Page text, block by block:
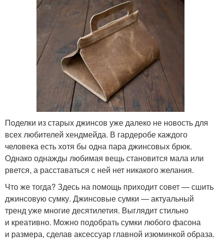
Поделки из старых джинсов уже далеко не новость для
всех любителей хендмейда. В гардеробе каждого
человека есть хотя бы одна пара джинсовых брюк.
Однако однажды любимая вещь становится мала или
рвется, а расставаться с ней нет никакого желания.
Что же тогда? Здесь на помощь приходит совет — сшить
джинсовую сумку. Джинсовые сумки — актуальный
тренд уже многие десятилетия. Выглядит стильно
и креативно. Можно подобрать сумки любого фасона
и размера, сделав аксессуар главной изюминкой образа.